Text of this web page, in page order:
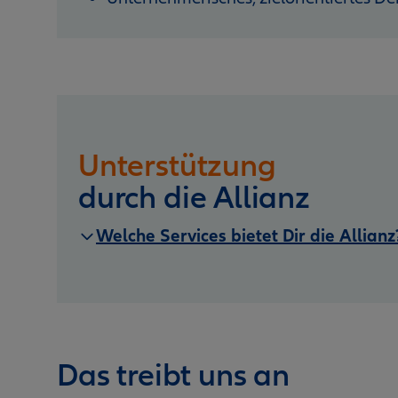
Unterstützung
durch die Allianz
Welche Services bietet Dir die
Das treibt uns an